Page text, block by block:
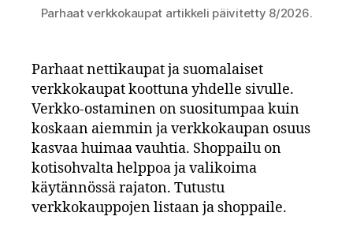
Parhaat verkkokaupat artikkeli päivitetty 8/2026.
Parhaat nettikaupat ja suomalaiset
verkkokaupat koottuna yhdelle sivulle.
Verkko-ostaminen on suositumpaa kuin
koskaan aiemmin ja verkkokaupan osuus
kasvaa huimaa vauhtia. Shoppailu on
kotisohvalta helppoa ja valikoima
käytännössä rajaton. Tutustu
verkkokauppojen listaan ja shoppaile.